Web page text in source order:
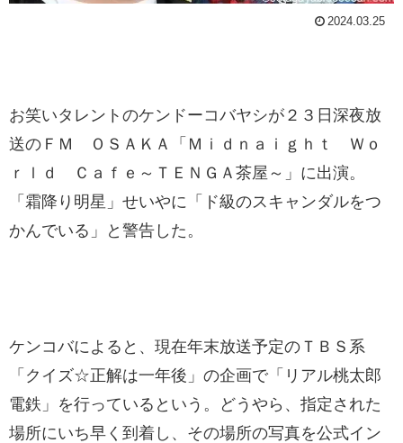
2024.03.25
お笑いタレントのケンドーコバヤシが２３日深夜放
送のＦＭ ＯＳＡＫＡ「Ｍｉｄｎａｉｇｈｔ Ｗｏ
ｒｌｄ Ｃａｆｅ～ＴＥＮＧＡ茶屋～」に出演。
「霜降り明星」せいやに「ド級のスキャンダルをつ
かんでいる」と警告した。
ケンコバによると、現在年末放送予定のＴＢＳ系
「クイズ☆正解は一年後」の企画で「リアル桃太郎
電鉄」を行っているという。どうやら、指定された
場所にいち早く到着し、その場所の写真を公式イン